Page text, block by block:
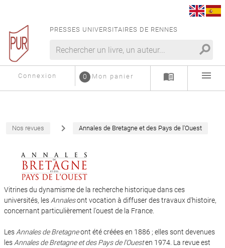
PRESSES UNIVERSITAIRES DE RENNES
search
Connexion Mon panier
0 menu_book menu
Nos revues navigate_next Annales de Bretagne et des Pays de l'Ouest
Vitrines du dynamisme de la recherche historique dans ces
universités, les Annalesont vocation à diffuser des travaux d'histoire,
concernant particulièrement l'ouest de la France.
Les Annales de Bretagneont été créées en 1886 ; elles sont devenues
les Annales de Bretagne et des Pays de l'Ouesten 1974. La revue est